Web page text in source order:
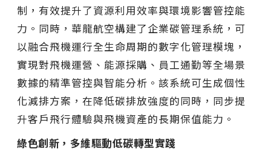
制，有效提升了資源利用效率與環境影響管控能
力。同時，華龍航空構建了企業碳管理系統，可
以融合飛機運行全生命周期的數字化管理模塊，
實現對飛機運營、能源採購、員工通勤等全場景
數據的精準管控與智能分析。該系統可生成個性
化減排方案，在降低碳排放強度的同時，同步提
升客戶飛行體驗與飛機資產的長期保值能力。
綠色創新，多維驅動低碳轉型實踐